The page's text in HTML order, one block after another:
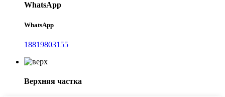
WhatsApp
WhatsApp
18819803155
Верхняя частка